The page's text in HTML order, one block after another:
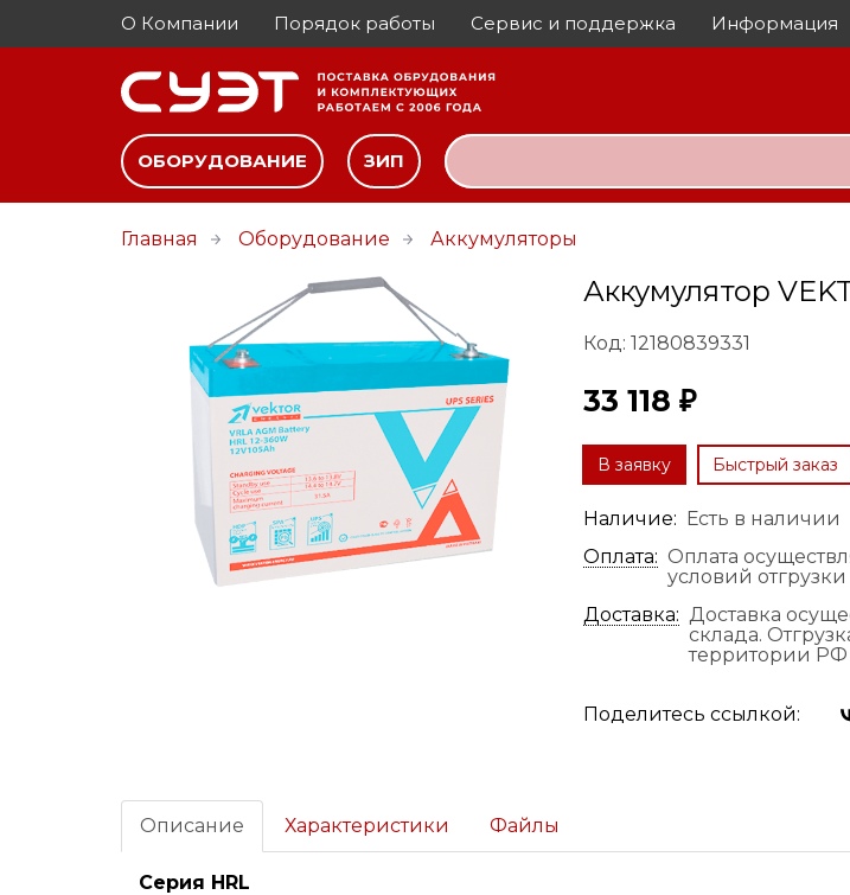
О Компании Порядок работы Сервис и поддержка Информация
ОБОРУДОВАНИЕ ЗИП
Главная Оборудование Аккумуляторы
Аккумулятор
Код: 12180839331
33 118 ₽
В заявку Быстрый заказ
Наличие: Есть в наличии
Оплата: Оплата
условий
Доставка: Доставка
склада.
территории РФ
Поделитесь ссылкой:
Описание Характеристики Файлы
Серия HRL